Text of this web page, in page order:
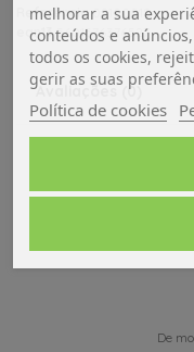
Referência 02100018
ean13 5601576376527
Avaliações (0)
De
melhorar a sua
conteúdos e
todos os cookies,
gerir as suas
Política de cookies